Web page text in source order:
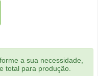
a sua necessidade,
total para produção.